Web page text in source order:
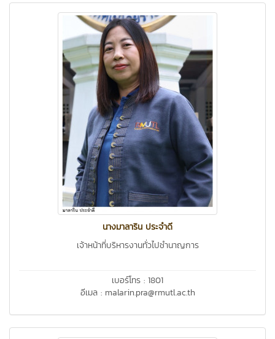
นางมาลาริน ประจำดี
เจ้าหน้าที่บริหารงานทั่วไปชำนาญการ
เบอร์โทร : 1801
อีเมล : malarin.pra@rmutl.ac.th